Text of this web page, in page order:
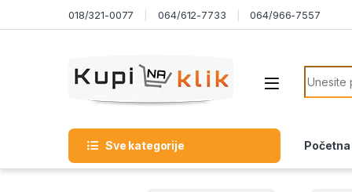
Skip to navigation018/321-0077 064/612-7733 064/966-7557
Search
Sve kategorije Početna